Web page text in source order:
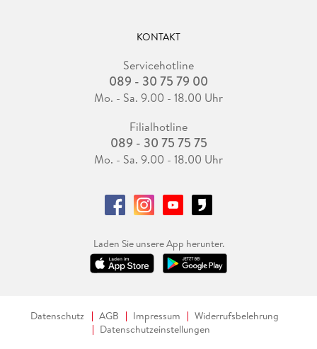
KONTAKT
Servicehotline
089 - 30 75 79 00
Mo. - Sa. 9.00 - 18.00 Uhr
Filialhotline
089 - 30 75 75 75
Mo. - Sa. 9.00 - 18.00 Uhr
Laden Sie unsere App herunter.
Datenschutz AGB Impressum
Widerrufsbelehrung
Datenschutzeinstellungen